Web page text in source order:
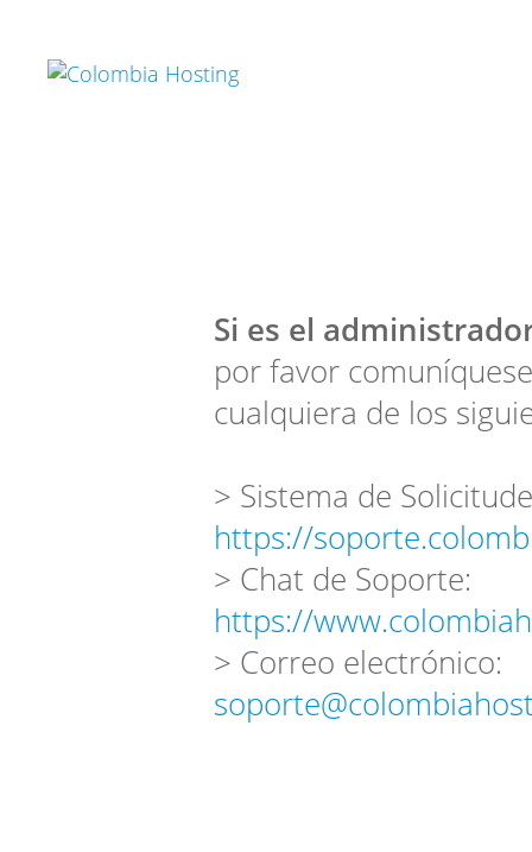
Si es el
por favor
cualquiera de los
> Sistema de
https://
> Chat de Soporte:
https://
> Correo electrónico: